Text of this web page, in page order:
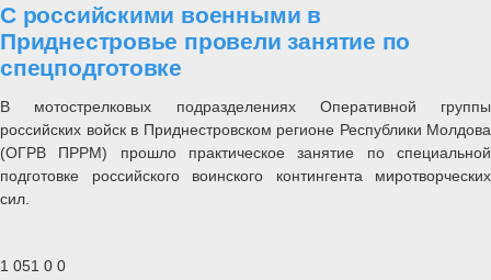
С российскими военными в
Приднестровье провели занятие по
спецподготовке
В мотострелковых подразделениях Оперативной группы
российских войск в Приднестровском регионе Республики Молдова
(ОГРВ ПРРМ) прошло практическое занятие по специальной
подготовке российского воинского контингента миротворческих
сил.
1 051 0 0